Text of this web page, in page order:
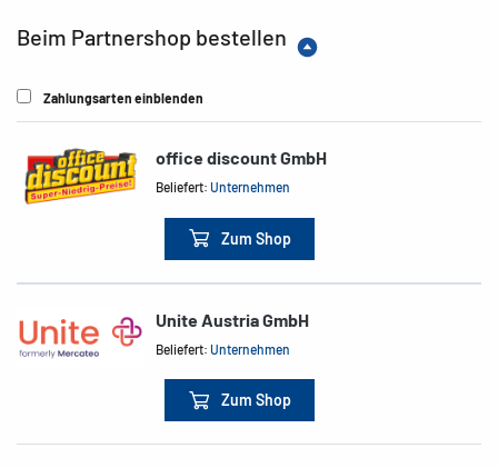
Beim Partnershop bestellen
Zahlungsarten einblenden
office discount GmbH
Beliefert:Unternehmen
Zum Shop
Unite Austria GmbH
Beliefert:Unternehmen
Zum Shop